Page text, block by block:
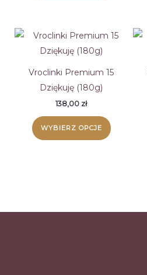
Vroclinki Premium 15
Dziękuję (180g)
138,00 zł
WYBIERZ OPCJE